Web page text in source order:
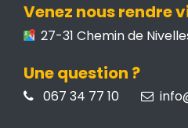
Venez nous rendre
27-31 Chemin de
Une question ?
067 34 77 10